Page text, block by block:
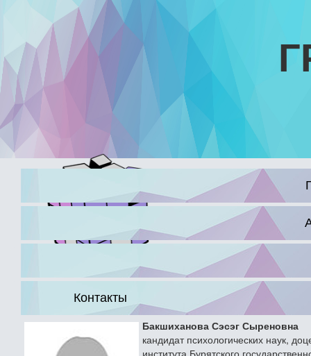
Контакты
Бакшиханова Сэсэг Сыреновна
кандидат психологических наук,
института Бурятского